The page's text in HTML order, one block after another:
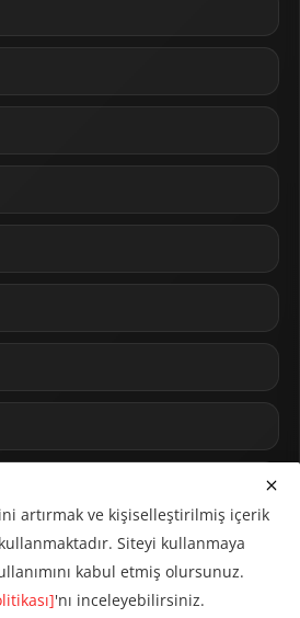
artırmak ve kişiselleştirilmiş içerik
Siteyi kullanmaya
kabul etmiş olursunuz.
'nı inceleyebilirsiniz.